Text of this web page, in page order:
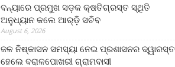
ବନ୍ୟାରେ ପ୍ରମୁଖ ସଡ଼କ କ୍ଷତିଗ୍ରସ୍ତ ସ୍ଥିତି
ଅନୁଧ୍ୟାନ କଲେ ଆର୍‌ଡ଼ି ସଚିବ
August 6, 2026
ଜଳ ନିଷ୍କାସନ ସମସ୍ୟା ନେଇ ପ୍ରଶାସନର ଦ୍ୱାରସ୍ତ
ହେଲେ ବରାଳପୋଖରୀ ଗ୍ରାମବାସୀ